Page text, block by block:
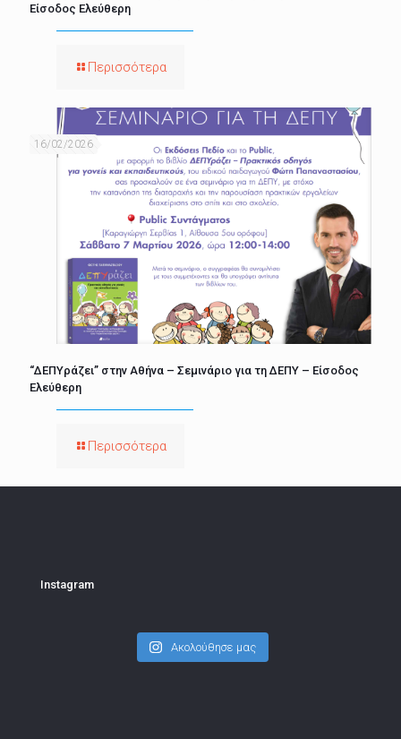
Είσοδος Ελεύθερη
Περισσότερα
16/02/2026
“ΔΕΠΥράζει” στην Αθήνα – Σεμινάριο για τη ΔΕΠΥ – Είσοδος
Ελεύθερη
Περισσότερα
Instagram
Ακολούθησε μας